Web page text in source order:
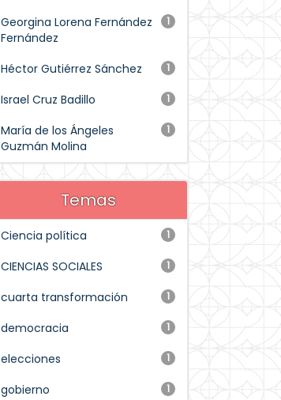
1
Georgina Lorena Fernández
Fernández
1
Héctor Gutiérrez Sánchez
1
Israel Cruz Badillo
1
María de los Ángeles
Guzmán Molina
Temas
1
Ciencia política
1
CIENCIAS SOCIALES
1
cuarta transformación
1
democracia
1
elecciones
1
gobierno